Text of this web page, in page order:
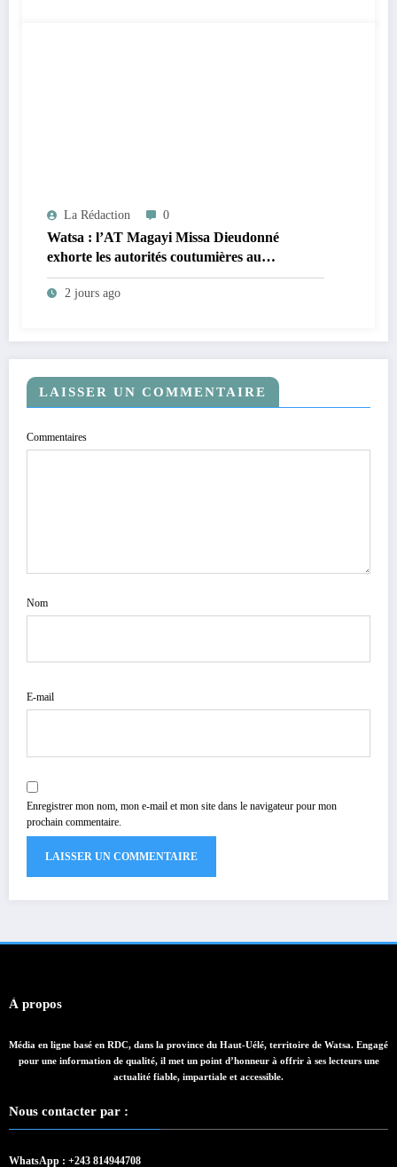
La Rédaction 0
Watsa : l’AT Magayi Missa Dieudonné
exhorte les autorités coutumières au
recensement et à l’identification de la
population en vue de renforcer la
2 jours ago
LAISSER UN COMMENTAIRE
Commentaires
Nom
E-mail
Enregistrer mon nom, mon e-mail et mon site dans le navigateur pour mon
prochain commentaire.
À propos
Média en ligne basé en RDC, dans la province du Haut-Uélé, territoire de Watsa. Engagé
pour une information de qualité, il met un point d’honneur à offrir à ses lecteurs une
actualité fiable, impartiale et accessible.
Nous contacter par :
WhatsApp : +243 814944708